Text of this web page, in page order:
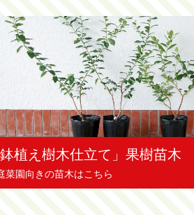
鉢植え樹木仕立て」果樹苗木
菜園向きの苗木はこちら